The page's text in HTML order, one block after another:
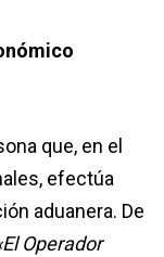
que, en el
efectúa
aduanera. De
Operador